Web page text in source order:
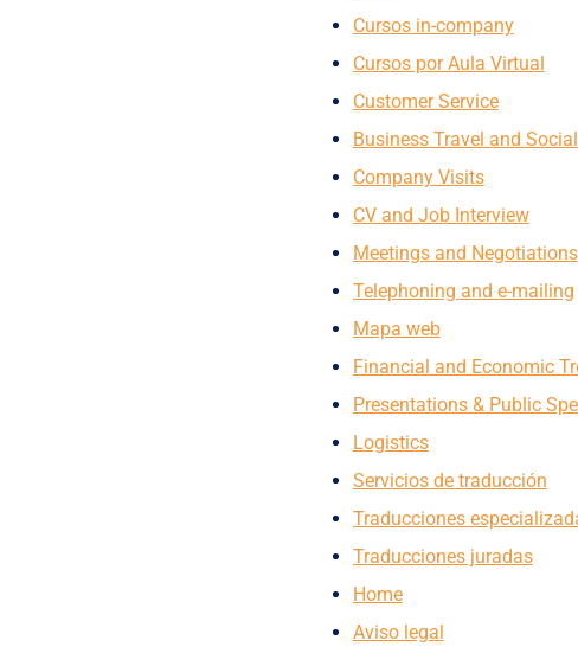
Cursos in-company
Cursos por Aula Virtual
Customer Service
Business Travel and
Company Visits
CV and Job Interview
Meetings and Negotiations
Telephoning and e-mailing
Mapa web
Financial and Economic
Presentations & Public
Logistics
Servicios de traducción
Traducciones
Traducciones juradas
Home
Aviso legal